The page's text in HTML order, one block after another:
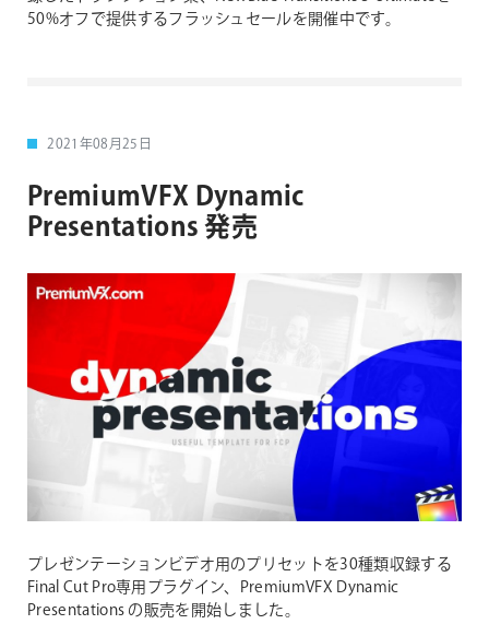
50%オフで提供するフラッシュセールを開催中です。
2021年08月25日
PremiumVFX Dynamic
Presentations 発売
プレゼンテーションビデオ用のプリセットを30種類収録する
Final Cut Pro専用プラグイン、PremiumVFX Dynamic
Presentations の販売を開始しました。